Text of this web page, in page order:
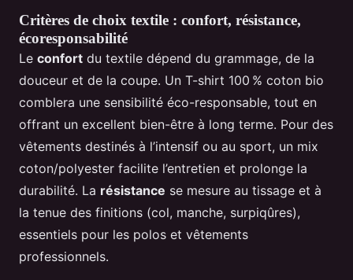
Critères de choix textile : confort, résistance,
écoresponsabilité
Le confort du textile dépend du grammage, de la
douceur et de la coupe. Un T-shirt 100 % coton bio
comblera une sensibilité éco-responsable, tout en
offrant un excellent bien-être à long terme. Pour des
vêtements destinés à l’intensif ou au sport, un mix
coton/polyester facilite l’entretien et prolonge la
durabilité. La résistance se mesure au tissage et à
la tenue des finitions (col, manche, surpiqûres),
essentiels pour les polos et vêtements
professionnels.